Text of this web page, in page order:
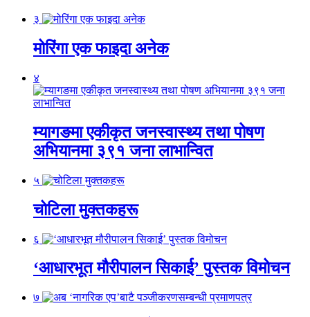
३
मोरिंगा एक फाइदा अनेक
४
म्यागङमा एकीकृत जनस्वास्थ्य तथा पोषण
अभियानमा ३९१ जना लाभान्वित
५
चोटिला मुक्तकहरू
६
‘आधारभूत मौरीपालन सिकाई’ पुस्तक विमोचन
७